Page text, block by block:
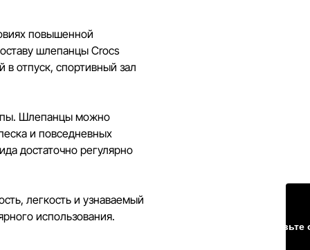
повышенной
шлепанцы Crocs
в отпуск, спортивный зал
Шлепанцы можно
и повседневных
достаточно регулярно
легкость и узнаваемый
использования.
Оставьте